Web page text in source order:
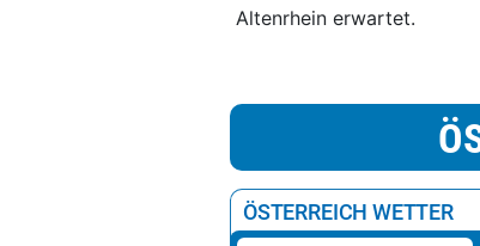
Altenrhein erwartet.
ÖSTERREICH WETTER